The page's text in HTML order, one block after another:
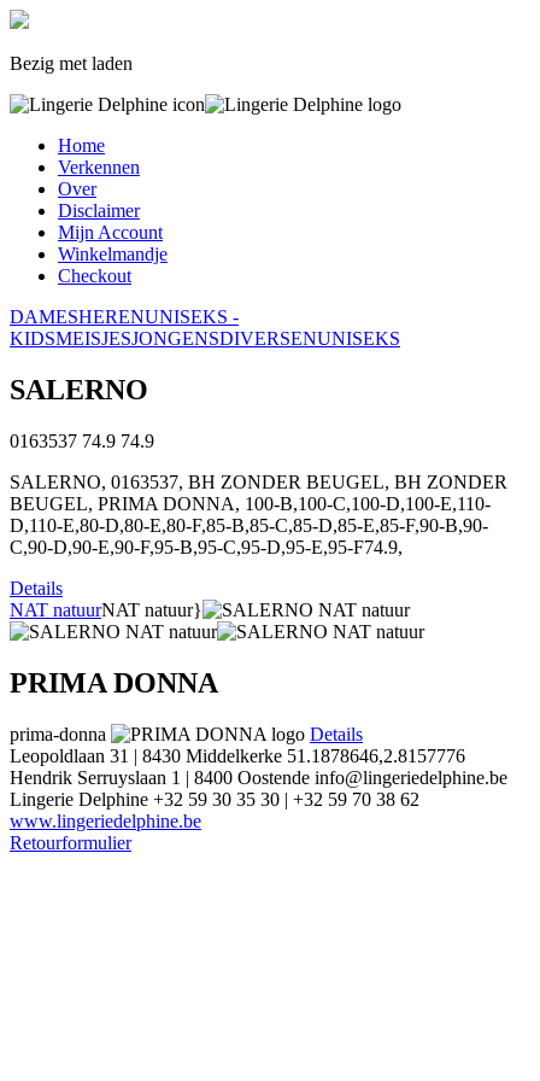
Bezig met laden
Home
Verkennen
Over
Disclaimer
Mijn Account
Winkelmandje
Checkout
DAMESHERENUNISEKS -
KIDSMEISJESJONGENSDIVERSENUNISEKS
SALERNO
0163537 74.9 74.9
SALERNO, 0163537, BH ZONDER BEUGEL, BH ZONDER
BEUGEL, PRIMA DONNA, 100-B,100-C,100-D,100-E,110-
D,110-E,80-D,80-E,80-F,85-B,85-C,85-D,85-E,85-F,90-B,90-
C,90-D,90-E,90-F,95-B,95-C,95-D,95-E,95-F74.9,
Details
NAT natuurNAT natuur}
PRIMA DONNA
prima-donna
Details
Leopoldlaan 31 | 8430 Middelkerke 51.1878646,2.8157776
Hendrik Serruyslaan 1 | 8400 Oostende info@lingeriedelphine.be
Lingerie Delphine +32 59 30 35 30 | +32 59 70 38 62
www.lingeriedelphine.be
Retourformulier